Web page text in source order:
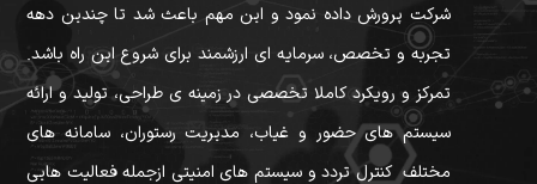
شرکت پرورش داده نمود و این مهم باعث شد تا چندین دهه
تجربه و تخصص، سرمایه ای ارزشمند برای شروع این راه باشد.
تمرکز و رویکرد کاملا تخصصی در زمینه ی طراحی، تولید و ارائه
سیستم های حضور و غیاب، مدیریت رستوران، سامانه های
مختلف کنترل تردد و سیستم های امنیتی ازجمله فعالیت هایی